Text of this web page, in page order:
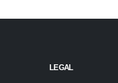
LEGAL